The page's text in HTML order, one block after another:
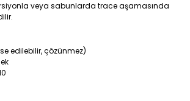
veya sabunlarda trace aşamasında
edilebilir, çözünmez)